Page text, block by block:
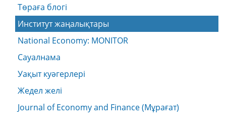
Төраға блогі
Институт жаңалықтары
National Economy: MONITOR
Сауалнама
Уақыт куәгерлері
Жедел желі
Journal of Economy and Finance (Мұрағат)